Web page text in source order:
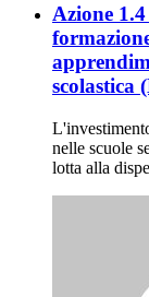
Azione
scolastica
nelle scuole
lotta alla